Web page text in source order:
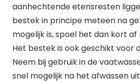
aanhechtende etensresten
bestek in principe meteen na
mogelijk is, spoel het dan kort
Het bestek is ook geschikt voor
Neem bij gebruik in de
snel mogelijk na het afwassen